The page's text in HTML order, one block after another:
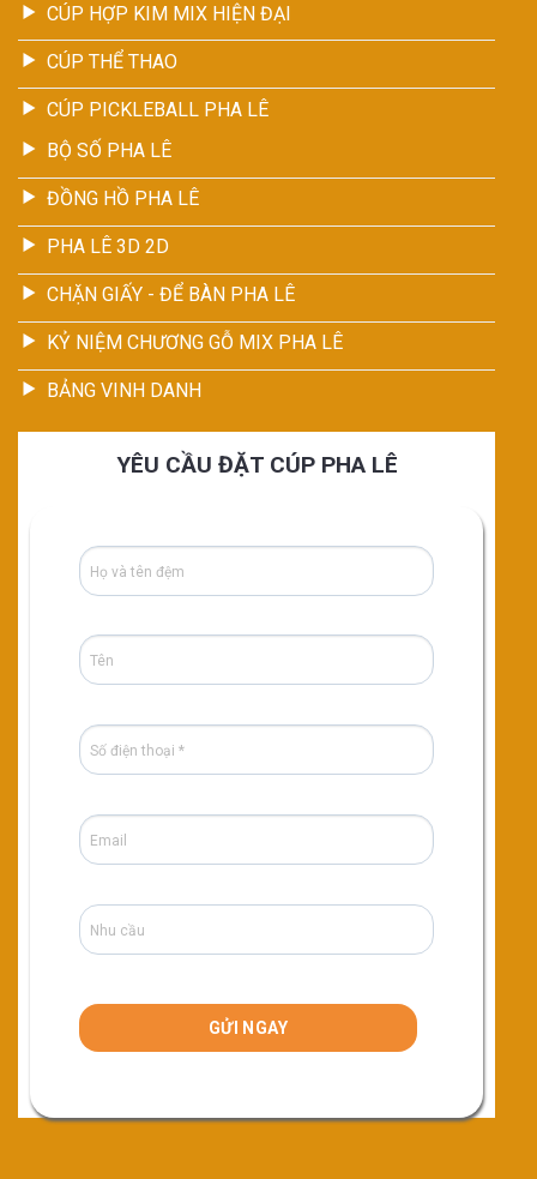
CÚP HỢP KIM MIX HIỆN ĐẠI
CÚP THỂ THAO
CÚP PICKLEBALL PHA LÊ
BỘ SỐ PHA LÊ
ĐỒNG HỒ PHA LÊ
PHA LÊ 3D 2D
CHẶN GIẤY - ĐỂ BÀN PHA LÊ
KỶ NIỆM CHƯƠNG GỖ MIX PHA LÊ
BẢNG VINH DANH
YÊU CẦU ĐẶT CÚP PHA LÊ